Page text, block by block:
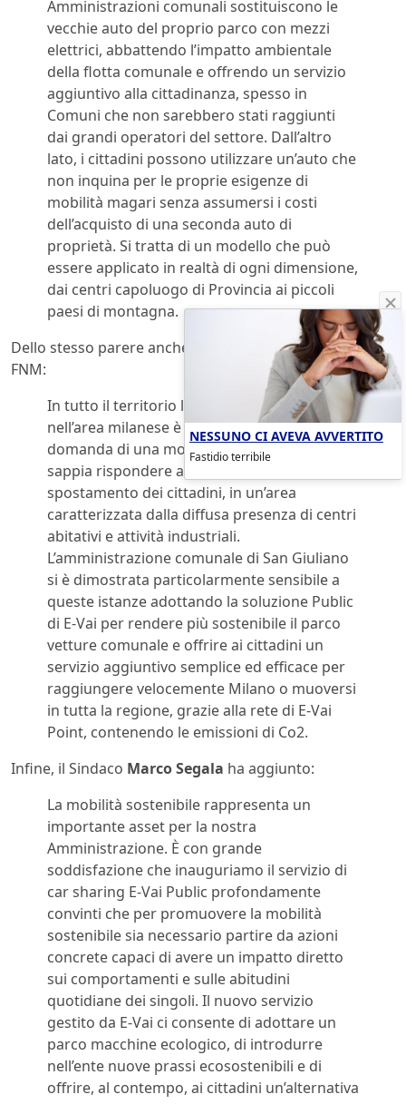
Amministrazioni comunali sostituiscono le
vecchie auto del proprio parco con mezzi
elettrici, abbattendo l’impatto ambientale
della flotta comunale e offrendo un servizio
aggiuntivo alla cittadinanza, spesso in
Comuni che non sarebbero stati raggiunti
dai grandi operatori del settore. Dall’altro
lato, i cittadini possono utilizzare un’auto che
non inquina per le proprie esigenze di
mobilità magari senza assumersi i costi
dell’acquisto di una seconda auto di
proprietà. Si tratta di un modello che può
essere applicato in realtà di ogni dimensione,
dai centri capoluogo di Provincia ai piccoli
paesi di montagna.
Dello stesso parere anche
Andrea Gibelli, presidente di
FNM:
In tutto il territorio lombardo, e in particolare
nell’area milanese è in forte crescita la
domanda di una mobilità sostenibile che
sappia rispondere alle esigenze di
spostamento dei cittadini, in un’area
caratterizzata dalla diffusa presenza di centri
abitativi e attività industriali.
L’amministrazione comunale di San Giuliano
si è dimostrata particolarmente sensibile a
queste istanze adottando la soluzione Public
di E-Vai per rendere più sostenibile il parco
vetture comunale e offrire ai cittadini un
servizio aggiuntivo semplice ed efficace per
raggiungere velocemente Milano o muoversi
in tutta la regione, grazie alla rete di E-Vai
Point, contenendo le emissioni di Co2.
Infine, il Sindaco Marco Segala ha aggiunto:
La mobilità sostenibile rappresenta un
importante asset per la nostra
Amministrazione. È con grande
soddisfazione che inauguriamo il servizio di
car sharing E-Vai Public profondamente
convinti che per promuovere la mobilità
sostenibile sia necessario partire da azioni
concrete capaci di avere un impatto diretto
sui comportamenti e sulle abitudini
quotidiane dei singoli. Il nuovo servizio
gestito da E-Vai ci consente di adottare un
parco macchine ecologico, di introdurre
nell’ente nuove prassi ecosostenibili e di
offrire, al contempo, ai cittadini un’alternativa
NESSUNO CI AVEVA AVVERTITO
Fastidio terribile